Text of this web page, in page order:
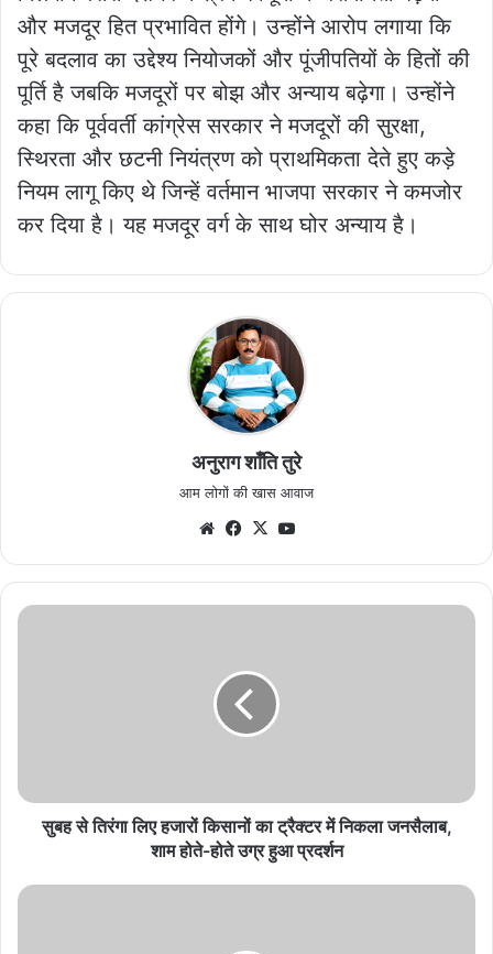
और मजदूर हित प्रभावित होंगे। उन्होंने आरोप लगाया कि
पूरे बदलाव का उद्देश्य नियोजकों और पूंजीपतियों के हितों की
पूर्ति है जबकि मजदूरों पर बोझ और अन्याय बढ़ेगा। उन्होंने
कहा कि पूर्ववर्ती कांग्रेस सरकार ने मजदूरों की सुरक्षा,
स्थिरता और छटनी नियंत्रण को प्राथमिकता देते हुए कड़े
नियम लागू किए थे जिन्हें वर्तमान भाजपा सरकार ने कमजोर
कर दिया है। यह मजदूर वर्ग के साथ घोर अन्याय है।
अनुराग शाँति तुरे
आम लोगों की खास आवाज
WebsiteFacebook
X
सुबह
में
निकला
होते-
सुबह से तिरंगा लिए हजारों किसानों का ट्रैक्टर में निकला जनसैलाब,
शाम होते-होते उग्र हुआ प्रदर्शन
अध्यापन